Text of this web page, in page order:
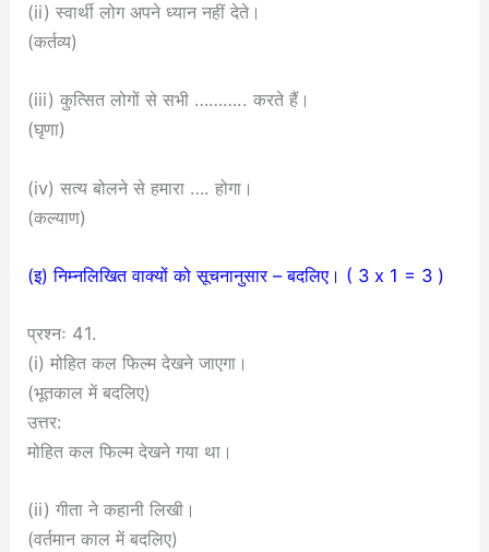
(ii) स्वार्थी लोग अपने ध्यान नहीं देते।
(कर्तव्य)
(iii) कुत्सित लोगों से सभी ……….. करते हैं।
(घृणा)
(iv) सत्य बोलने से हमारा …. होगा।
(कल्याण)
(इ) निम्नलिखित वाक्यों को सूचनानुसार – बदलिए। ( 3 x 1 = 3 )
प्रश्नः 41.
(i) मोहित कल फिल्म देखने जाएगा।
(भूतकाल में बदलिए)
उत्तर:
मोहित कल फिल्म देखने गया था।
(ii) गीता ने कहानी लिखी।
(वर्तमान काल में बदलिए)